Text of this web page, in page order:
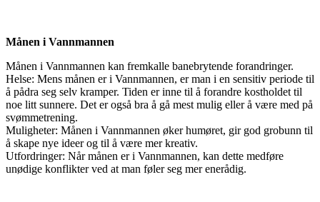
Månen i Vannmannen
Månen i Vannmannen kan fremkalle banebrytende forandringer.
Helse: Mens månen er i Vannmannen, er man i en sensitiv periode til
å pådra seg selv kramper. Tiden er inne til å forandre kostholdet til
noe litt sunnere. Det er også bra å gå mest mulig eller å være med på
svømmetrening.
Muligheter: Månen i Vannmannen øker humøret, gir god grobunn til
å skape nye ideer og til å være mer kreativ.
Utfordringer: Når månen er i Vannmannen, kan dette medføre
unødige konflikter ved at man føler seg mer enerådig.